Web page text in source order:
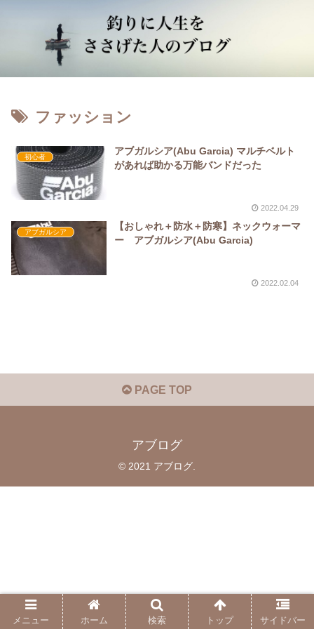
ファッション
初心者
アブガルシア(Abu Garcia) マルチベルト
があれば助かる万能バンドだった
2022.04.29
アブガルシア
【おしゃれ＋防水＋防寒】ネックウォーマ
ー アブガルシア(Abu Garcia)
2022.02.04
PAGE TOP
アブログ
© 2021 アブログ.
メニュー ホーム 検索 トップ サイドバー